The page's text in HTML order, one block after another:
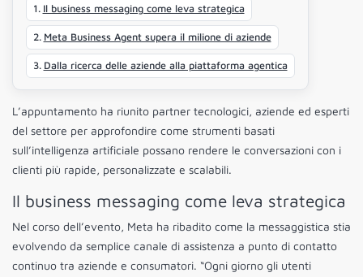
Il business messaging come leva strategica
Meta Business Agent supera il milione di aziende
Dalla ricerca delle aziende alla piattaforma agentica
L’appuntamento ha riunito partner tecnologici, aziende ed esperti
del settore per approfondire come strumenti basati
sull’intelligenza artificiale possano rendere le conversazioni con i
clienti più rapide, personalizzate e scalabili.
Il business messaging come leva strategica
Nel corso dell’evento, Meta ha ribadito come la messaggistica stia
evolvendo da semplice canale di assistenza a punto di contatto
continuo tra aziende e consumatori. “Ogni giorno gli utenti